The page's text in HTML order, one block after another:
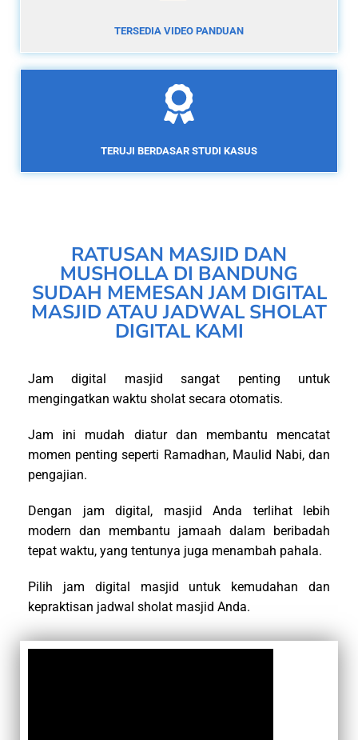
TERSEDIA VIDEO PANDUAN
TERUJI BERDASAR STUDI KASUS
RATUSAN MASJID DAN
MUSHOLLA DI BANDUNG
SUDAH MEMESAN JAM DIGITAL
MASJID ATAU JADWAL SHOLAT
DIGITAL KAMI
Jam digital masjid sangat penting untuk
mengingatkan waktu sholat secara otomatis.
Jam ini mudah diatur dan membantu mencatat
momen penting seperti Ramadhan, Maulid Nabi, dan
pengajian.
Dengan jam digital, masjid Anda terlihat lebih
modern dan membantu jamaah dalam beribadah
tepat waktu, yang tentunya juga menambah pahala.
Pilih jam digital masjid untuk kemudahan dan
kepraktisan jadwal sholat masjid Anda.